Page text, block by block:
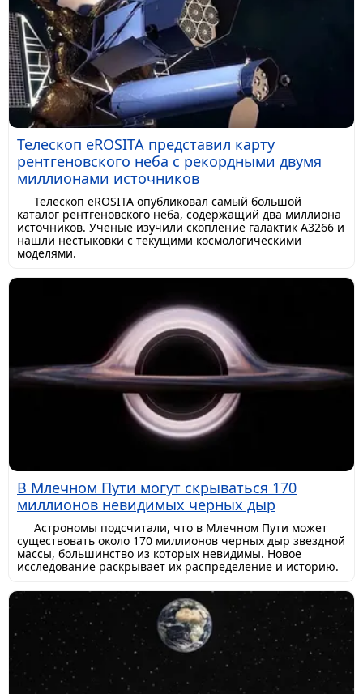
Телескоп eROSITA представил карту
рентгеновского неба с рекордными двумя
миллионами источников
Телескоп eROSITA опубликовал самый большой
каталог рентгеновского неба, содержащий два миллиона
источников. Ученые изучили скопление галактик A3266 и
нашли нестыковки с текущими космологическими
моделями.
В Млечном Пути могут скрываться 170
миллионов невидимых черных дыр
Астрономы подсчитали, что в Млечном Пути может
существовать около 170 миллионов черных дыр звездной
массы, большинство из которых невидимы. Новое
исследование раскрывает их распределение и историю.